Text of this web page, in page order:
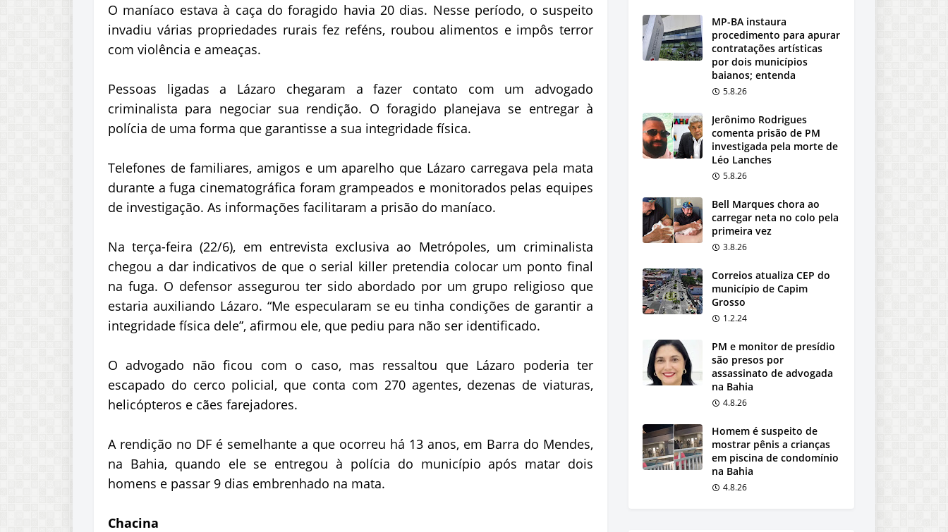
O maníaco estava à caça do foragido havia 20 dias. Nesse período, o suspeito
invadiu várias propriedades rurais fez reféns, roubou alimentos e impôs terror
com violência e ameaças.
Pessoas ligadas a Lázaro chegaram a fazer contato com um advogado
criminalista para negociar sua rendição. O foragido planejava se entregar à
polícia de uma forma que garantisse a sua integridade física.
Telefones de familiares, amigos e um aparelho que Lázaro carregava pela mata
durante a fuga cinematográfica foram grampeados e monitorados pelas equipes
de investigação. As informações facilitaram a prisão do maníaco.
Na terça-feira (22/6), em entrevista exclusiva ao Metrópoles, um criminalista
chegou a dar indicativos de que o serial killer pretendia colocar um ponto final
na fuga. O defensor assegurou ter sido abordado por um grupo religioso que
estaria auxiliando Lázaro. “Me especularam se eu tinha condições de garantir a
integridade física dele”, afirmou ele, que pediu para não ser identificado.
O advogado não ficou com o caso, mas ressaltou que Lázaro poderia ter
escapado do cerco policial, que conta com 270 agentes, dezenas de viaturas,
helicópteros e cães farejadores.
A rendição no DF é semelhante a que ocorreu há 13 anos, em Barra do Mendes,
na Bahia, quando ele se entregou à polícia do município após matar dois
homens e passar 9 dias embrenhado na mata.
Chacina
MP-BA instaura
procedimento para apurar
contratações artísticas
por dois municípios
baianos; entenda
5.8.26
Jerônimo Rodrigues
comenta prisão de PM
investigada pela morte de
Léo Lanches
5.8.26
Bell Marques chora ao
carregar neta no colo pela
primeira vez
3.8.26
Correios atualiza CEP do
município de Capim
Grosso
1.2.24
PM e monitor de presídio
são presos por
assassinato de advogada
na Bahia
4.8.26
Homem é suspeito de
mostrar pênis a crianças
em piscina de condomínio
na Bahia
4.8.26